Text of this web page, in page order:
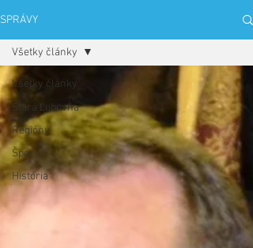
SPRÁVY
Všetky články
Stará Ľubovňa
Regióny
Šport
História
Všetky články